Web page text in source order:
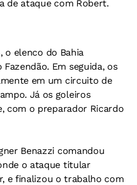
de ataque com Robert.
o elenco do Bahia
Em seguida, os
em um circuito de
Já os goleiros
com o preparador Ricardo
Benazzi comandou
o ataque titular
e finalizou o trabalho com